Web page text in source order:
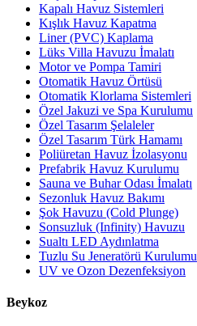
Kapalı Havuz Sistemleri
Kışlık Havuz Kapatma
Liner (PVC) Kaplama
Lüks Villa Havuzu İmalatı
Motor ve Pompa Tamiri
Otomatik Havuz Örtüsü
Otomatik Klorlama Sistemleri
Özel Jakuzi ve Spa Kurulumu
Özel Tasarım Şelaleler
Özel Tasarım Türk Hamamı
Poliüretan Havuz İzolasyonu
Prefabrik Havuz Kurulumu
Sauna ve Buhar Odası İmalatı
Sezonluk Havuz Bakımı
Şok Havuzu (Cold Plunge)
Sonsuzluk (Infinity) Havuzu
Sualtı LED Aydınlatma
Tuzlu Su Jeneratörü Kurulumu
UV ve Ozon Dezenfeksiyon
Beykoz